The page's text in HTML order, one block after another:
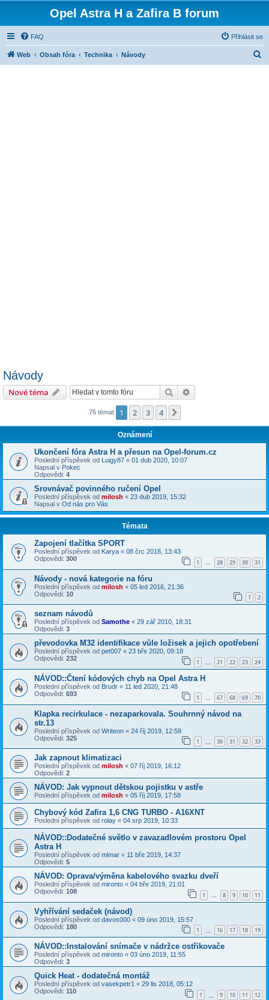
Opel Astra H a Zafira B forum
FAQ Přihlásit se
Web Obsah fóra Technika Návody
Návody
Nové téma Hledat
76 témat 1 2 3 4
Oznámení
Ukončení fóra Astra H a přesun na Opel-forum.cz
Poslední příspěvek od Luigy87 « 01 dub 2020, 10:07
Napsal v Pokec
Odpovědi: 4
Srovnávač povinného ručení Opel
Poslední příspěvek od milosh « 23 dub 2019, 15:32
Napsal v Od nás pro Vás
Témata
Zapojení tlačítka SPORT
Poslední příspěvek od Karya « 08 črc 2018, 13:43
Odpovědi: 300 1 … 28 29 30 31
Návody - nová kategorie na fóru
Poslední příspěvek od milosh « 05 led 2016, 21:36
Odpovědi: 10 1 2
seznam návodů
Poslední příspěvek od Samothe « 29 zář 2010, 18:31
Odpovědi: 3
převodovka M32 identifikace vůle ložisek a jejich opotřebení
Poslední příspěvek od pet007 « 23 bře 2020, 09:18
Odpovědi: 232 1 … 21 22 23 24
NÁVOD::Čtení kódových chyb na Opel Astra H
Poslední příspěvek od Brudr « 11 led 2020, 21:48
Odpovědi: 693 1 … 67 68 69 70
Klapka recirkulace - nezaparkovala. Souhrnný návod na
str.13
Poslední příspěvek od Writeon « 24 říj 2019, 12:59
Odpovědi: 325 1 30 31 32 33
Jak zapnout klimatizaci
Poslední příspěvek od milosh « 07 říj 2019, 16:12
Odpovědi: 2
NÁVOD: Jak vypnout dětskou pojistku v astře
Poslední příspěvek od milosh « 05 říj 2019, 17:58
Chybový kód Zafira 1,6 CNG TURBO - A16XNT
Poslední příspěvek od rolay « 04 srp 2019, 10:33
NÁVOD::Dodatečné světlo v zavazadlovém prostoru Opel
Astra H
Poslední příspěvek od mimar « 11 bře 2019, 14:37
Odpovědi: 5
NÁVOD: Oprava/výměna kabelového svazku dveří
Poslední příspěvek od mironto « 04 bře 2019, 21:01
Odpovědi: 108 1 … 8 9 10 11
Vyhřívání sedaček (návod)
Poslední příspěvek od davos000 « 09 úno 2019, 15:57
Odpovědi: 180 1 16 17 18 19
NÁVOD::Instalování snímače v nádržce ostřikovače
Poslední příspěvek od mironto « 03 úno 2019, 11:55
Odpovědi: 3
Quick Heat - dodatečná montáž
Poslední příspěvek od vasekpetr1 « 29 lis 2018, 05:12
Odpovědi: 110 1 9 10 11 12